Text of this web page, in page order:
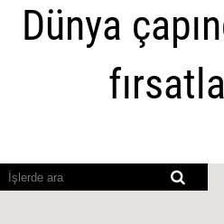
kariyer
fırsatlarınız
Dünya
Ekran
okuyucular